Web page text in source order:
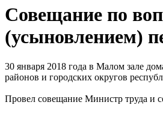
Совещание по
(усыновлением)
30 января 2018 года в Малом зале
районов и городских округов
Провел совещание Министр труда и